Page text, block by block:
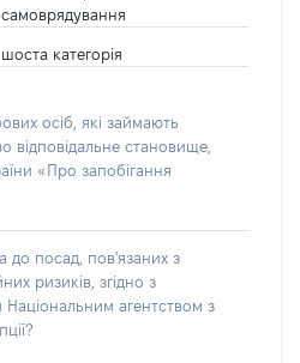
самоврядування
шоста категорія
осіб, які займають
відповідальне становище,
«Про запобігання
до посад, пов'язаних з
ризиків, згідно з
агентством з